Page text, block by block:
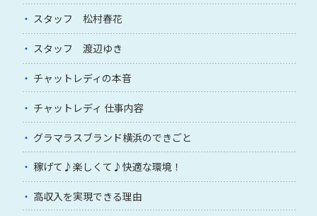
スタッフ 松村春花
スタッフ 渡辺ゆき
チャットレディの本音
チャットレディ 仕事内容
グラマラスブランド横浜のできごと
稼げて♪楽しくて♪快適な環境！
高収入を実現できる理由